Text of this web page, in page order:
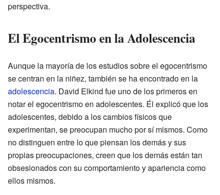
perspectiva.
El Egocentrismo en la Adolescencia
Aunque la mayoría de los estudios sobre el egocentrismo
se centran en la niñez, también se ha encontrado en la
adolescencia. David Elkind fue uno de los primeros en
notar el egocentrismo en adolescentes. Él explicó que los
adolescentes, debido a los cambios físicos que
experimentan, se preocupan mucho por sí mismos. Como
no distinguen entre lo que piensan los demás y sus
propias preocupaciones, creen que los demás están tan
obsesionados con su comportamiento y apariencia como
ellos mismos.